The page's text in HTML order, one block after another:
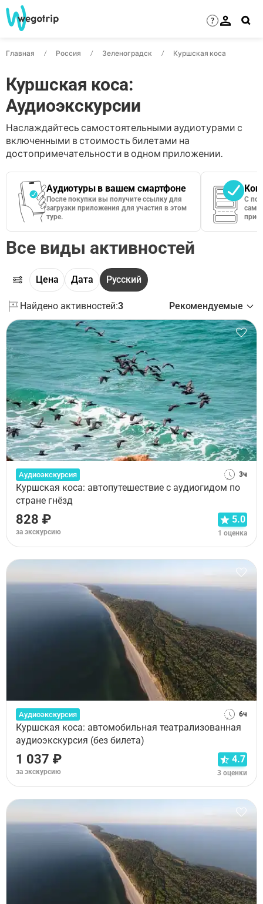
?
Главная Россия Зеленоградск Куршская коса
Куршская коса:
Аудиоэкскурсии
Наслаждайтесь самостоятельными аудиотурами с
включенными в стоимость билетами на
достопримечательности в одном приложении.
Аудиотуры в вашем смартфоне
После покупки вы получите ссылку для
загрузки приложения для участия в этом
туре.
С
сами
Все виды активностей
Цена Дата Русский
Найдено активностей:3 Рекомендуемые
Аудиоэкскурсия 3ч
Куршская коса: автопутешествие с аудиогидом по
стране гнёзд
828 ₽
за экскурсию
5.0
1 оценка
Аудиоэкскурсия 6ч
Куршская коса: автомобильная театрализованная
аудиоэкскурсия (без билета)
1 037 ₽
за экскурсию
4.7
3 оценки